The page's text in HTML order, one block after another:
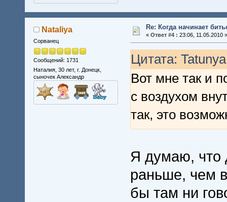
Nataliya
Сорванец
Сообщений: 1731
Наталия, 30 лет, г. Донецк,
сыночек Александр
Re: Когда начинает
« Ответ #4 : 23:06, 11.05.2010 »
Цитата:
Вот мне так и
с воздухом
так, это
Я думаю, что
раньше, чем
бы там ни